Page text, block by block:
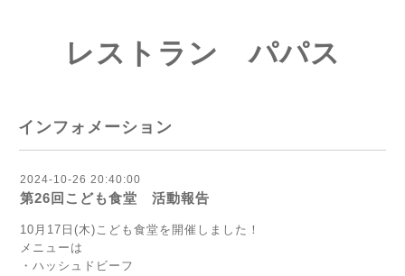
レストラン パパス
インフォメーション
2024-10-26 20:40:00
第26回こども食堂 活動報告
10月17日(木)こども食堂を開催しました！
メニューは
・ハッシュドビーフ